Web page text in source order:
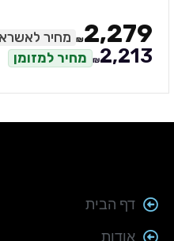
₪2,279 מחיר לאשראי
₪2,213 מחיר למזומן
דף הבית
אודות